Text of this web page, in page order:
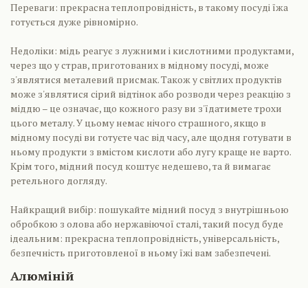
Переваги: прекрасна теплопровідність, в такому посуді їжа
готується дуже рівномірно.
Недоліки: мідь реагує з лужними і кислотними продуктами,
через що у страв, приготованих в мідному посуді, може
з'являтися металевий присмак. Також у світлих продуктів
може з'являтися сірий відтінок або розводи через реакцію з
міддю – це означає, що кожного разу ви з'їдатимете трохи
цього металу. У цьому немає нічого страшного, якщо в
мідному посуді ви готуєте час від часу, але щодня готувати в
ньому продукти з вмістом кислоти або лугу краще не варто.
Крім того, мідний посуд коштує недешево, та й вимагає
ретельного догляду.
Найкращий вибір: пошукайте мідний посуд з внутрішньою
обробкою з олова або нержавіючої сталі, такий посуд буде
ідеальним: прекрасна теплопровідність, універсальність,
безпечність приготовленої в ньому їжі вам забезпечені.
Алюміній